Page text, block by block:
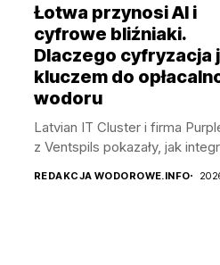
Łotwa przynosi AI i
cyfrowe bliźniaki.
Dlaczego cyfryzacja
kluczem do
wodoru
Latvian IT Cluster i firma
z Ventspils pokazały, jak
REDAKCJA WODOROWE.INFO